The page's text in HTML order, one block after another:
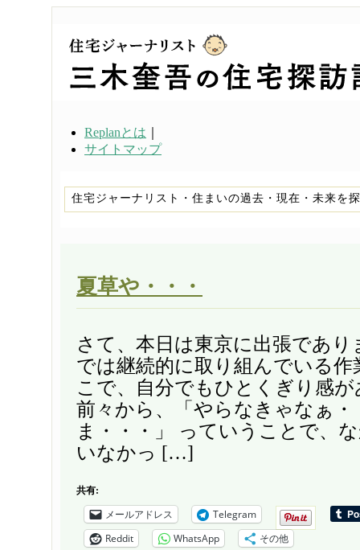
Replanとは
サイトマップ
住宅ジャーナリスト・住まいの過去・現在・未来を
夏草や・・・
さて、本日は東京に出張であり
では継続的に取り組んでいる作
こで、自分でもひとくぎり感
前々から、「やらなきゃなぁ・
ま・・・」 っていうことで、
いなかっ […]
共有:
メールアドレス
Telegram
Reddit
WhatsApp その他